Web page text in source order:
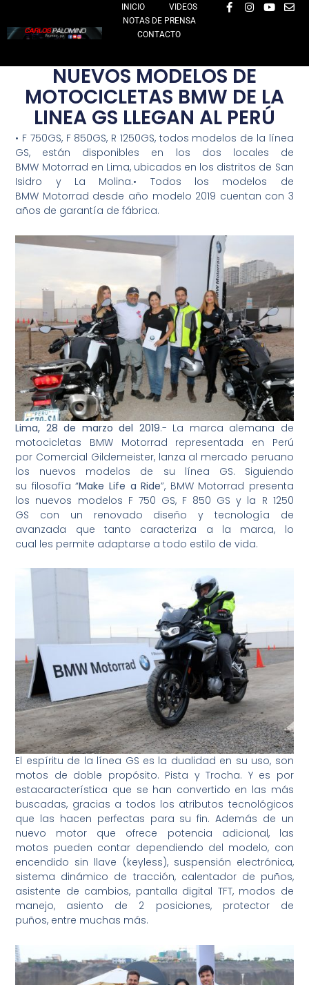
al
contenido
INICIO
VIDEOS
NOTAS DE PRENSA
CONTACTO
F
a
o
I
n
r
a
m
Y
o
e
E
n
p
NUEVOS MODELOS DE
MOTOCICLETAS BMW DE LA
LINEA GS LLEGAN AL PERÚ
• F 750GS, F 850GS, R 1250GS, todos modelos de la línea
GS, están disponibles en los dos locales de
BMW Motorrad en Lima, ubicados en los distritos de San
Isidro y La Molina.• Todos los modelos de
BMW Motorrad desde año modelo 2019 cuentan con 3
años de garantía de fábrica.
Lima, 28 de marzo del 2019.- La marca alemana de
motocicletas BMW Motorrad representada en Perú
por Comercial Gildemeister, lanza al mercado peruano
los nuevos modelos de su línea GS. Siguiendo
su filosofía “Make Life aRide”, BMW Motorrad presenta
los nuevos modelos F 750 GS, F 850 GS y la R 1250
GS con un renovado diseño y tecnología de
avanzada que tanto caracteriza a la marca, lo
cual les permite adaptarse a todo estilo de vida.
El espíritu de la línea GS es la dualidad en su uso, son
motos de doble propósito. Pista y Trocha. Y es por
estacaracterística que se han convertido en las más
buscadas, gracias a todos los atributos tecnológicos
que las hacen perfectas para su fin. Además de un
nuevo motor que ofrece potencia adicional, las
motos pueden contar dependiendo del modelo, con
encendido sin llave (keyless), suspensión electrónica,
sistema dinámico de tracción, calentador de puños,
asistente de cambios, pantalla digital TFT, modos de
manejo, asiento de 2 posiciones, protector de
puños, entre muchas más.